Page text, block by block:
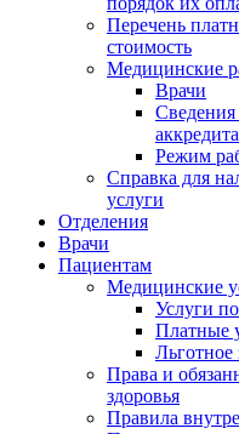
Перечень
стоимость
Медицинские
Врачи
Режим
Справка для
услуги
Отделения
Врачи
Пациентам
Медицинские
Услуги
Платные
Льготное
Права и
здоровья
Правила